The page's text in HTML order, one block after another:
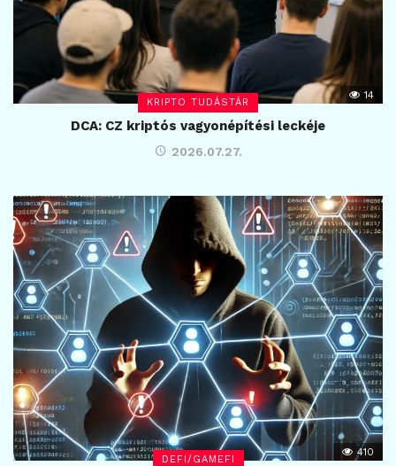
KRIPTO TUDÁSTÁR
14
DCA: CZ kriptós vagyonépítési leckéje
2026.07.27.
DEFI/GAMEFI
410